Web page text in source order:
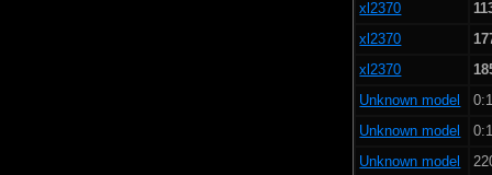
xl2370
xl2370
xl2370
Unknown model
Unknown model
Unknown model